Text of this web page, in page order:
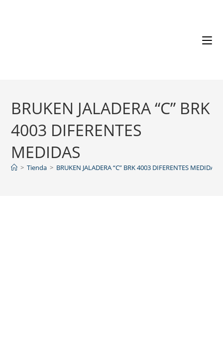
BRUKEN JALADERA “C” BRK
4003 DIFERENTES
MEDIDAS
> Tienda > BRUKEN JALADERA “C” BRK 4003 DIFERENTES MEDIDAS